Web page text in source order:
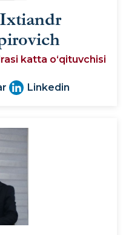
katta o‘qituvchisi
Linkedin